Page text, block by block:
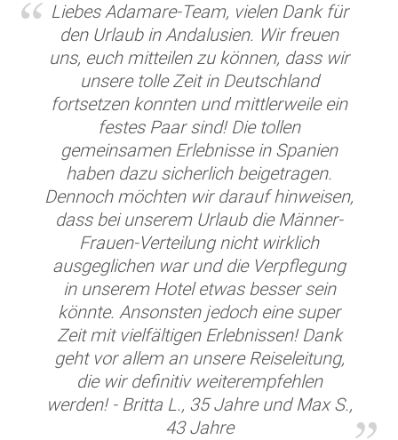
Liebes Adamare-Team, vielen Dank für
den Urlaub in Andalusien. Wir freuen
uns, euch mitteilen zu können, dass wir
unsere tolle Zeit in Deutschland
fortsetzen konnten und mittlerweile ein
festes Paar sind! Die tollen
gemeinsamen Erlebnisse in Spanien
haben dazu sicherlich beigetragen.
Dennoch möchten wir darauf hinweisen,
dass bei unserem Urlaub die Männer-
Frauen-Verteilung nicht wirklich
ausgeglichen war und die Verpflegung
in unserem Hotel etwas besser sein
könnte. Ansonsten jedoch eine super
Zeit mit vielfältigen Erlebnissen! Dank
geht vor allem an unsere Reiseleitung,
die wir definitiv weiterempfehlen
werden! - Britta L., 35 Jahre und Max S.,
43 Jahre